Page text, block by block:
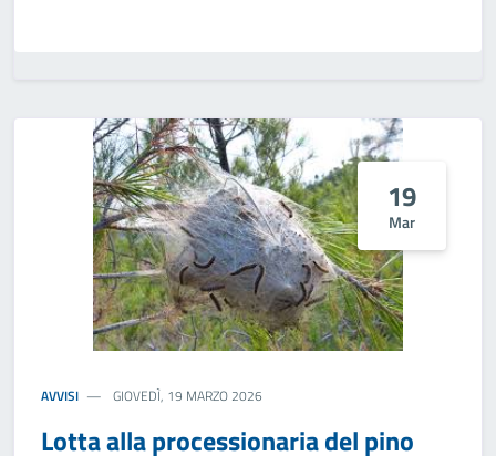
19
Mar
AVVISI GIOVEDÌ, 19 MARZO 2026
Lotta alla processionaria del pino